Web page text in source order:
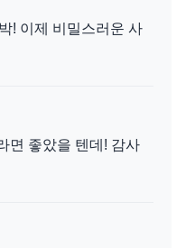
! 이제 비밀스러운 사
면 좋았을 텐데! 감사